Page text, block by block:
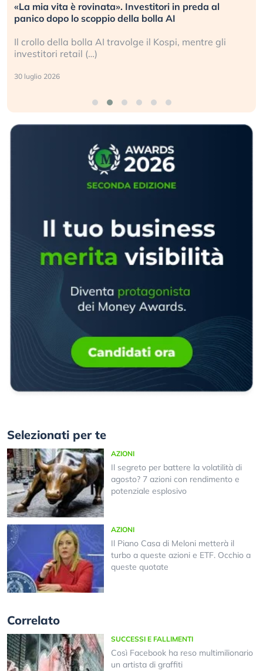
«La mia vita è rovinata». Investitori in preda al
panico dopo lo scoppio della bolla AI
Il crollo della bolla AI travolge il Kospi, mentre gli
investitori retail (…)
30 luglio 2026
Selezionati per te
AZIONI
Il segreto per battere la volatilità di
agosto? 7 azioni con rendimento e
potenziale esplosivo
AZIONI
Il Piano Casa di Meloni metterà il
turbo a queste azioni e ETF. Occhio a
queste quotate
Correlato
SUCCESSI E FALLIMENTI
Così Facebook ha reso multimilionario
un artista di graffiti